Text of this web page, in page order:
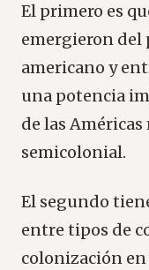
El primero es
emergieron del
americano y
una potencia
de las
semicolonial.
El segundo
entre tipos de
colonización